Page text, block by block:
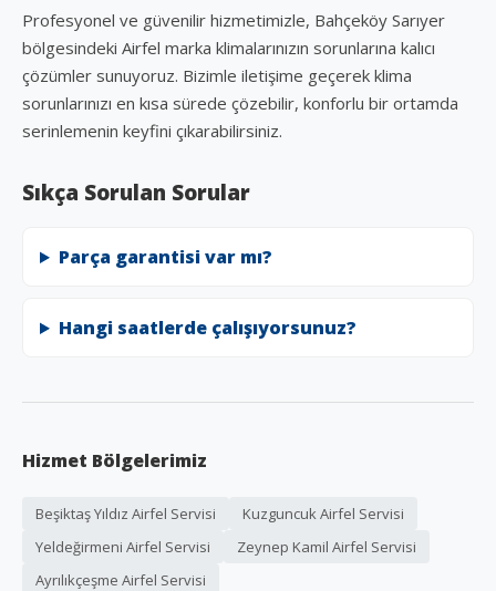
Profesyonel ve güvenilir hizmetimizle, Bahçeköy Sarıyer
bölgesindeki Airfel marka klimalarınızın sorunlarına kalıcı
çözümler sunuyoruz. Bizimle iletişime geçerek klima
sorunlarınızı en kısa sürede çözebilir, konforlu bir ortamda
serinlemenin keyfini çıkarabilirsiniz.
Sıkça Sorulan Sorular
Parça garantisi var mı?
Hangi saatlerde çalışıyorsunuz?
Hizmet Bölgelerimiz
Beşiktaş Yıldız Airfel Servisi
Kuzguncuk Airfel Servisi
Yeldeğirmeni Airfel Servisi
Zeynep Kamil Airfel Servisi
Ayrılıkçeşme Airfel Servisi